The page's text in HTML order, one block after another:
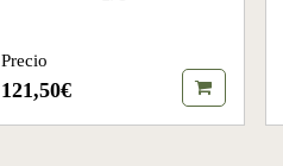
Precio
121,50€